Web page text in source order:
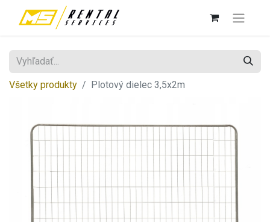
Všetky produkty Plotový dielec 3,5x2m